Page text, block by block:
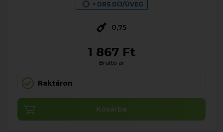
+ DRS DÍJ/ÜVEG
0,75
1 867 Ft
Bruttó ár
Raktáron
Kosárba